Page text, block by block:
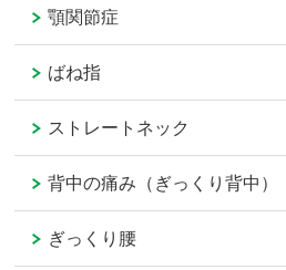
顎関節症
ばね指
ストレートネック
背中の痛み（ぎっくり背中）
ぎっくり腰